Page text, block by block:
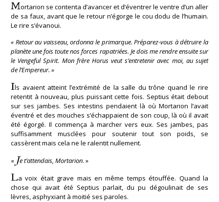
Mortarion se contenta d’avancer et d’éventrer le ventre d’un aller
de sa faux, avant que le retour n’égorge le cou dodu de l’humain.
Le rire s’évanoui.
« Retour au vaisseau, ordonna le primarque. Préparez-vous à détruire la
planète une fois toute nos forces rapatriées. Je dois me rendre ensuite sur
le Vengeful Spirit. Mon frère Horus veut s’entretenir avec moi, au sujet
de l’Empereur. »
Ils avaient atteint l’extrémité de la salle du trône quand le rire
retentit à nouveau, plus puissant cette fois. Septius était debout
sur ses jambes. Ses intestins pendaient là où Mortarion l’avait
éventré et des mouches s’échappaient de son coup, là où il avait
été égorgé. Il commença à marcher vers eux. Ses jambes, pas
suffisamment musclées pour soutenir tout son poids, se
cassèrent mais cela ne le ralentit nullement.
« Je t’attendais, Mortarion. »
La voix était grave mais en même temps étouffée. Quand la
chose qui avait été Septius parlait, du pu dégoulinait de ses
lèvres, asphyxiant à moitié ses paroles.